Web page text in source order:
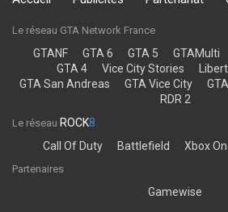
Le réseau GTA Network France
GTANF GTA 6 GTA 5 GTAMulti
GTA 4
Vice City Stories
GTA San Andreas
GTA Vice City
RDR 2
Le réseau ROCK8
Call Of Duty
Battlefield Xbox
Partenaires
Gamewise